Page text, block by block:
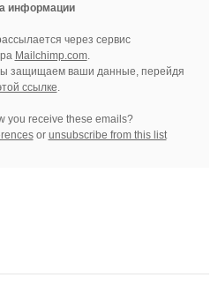
информации
через сервис
Mailchimp.com.
защищаем ваши данные, перейдя
ссылке
you receive these emails?
or unsubscribe from this list